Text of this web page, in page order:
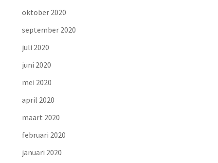
oktober 2020
september 2020
juli 2020
juni 2020
mei 2020
april 2020
maart 2020
februari 2020
januari 2020